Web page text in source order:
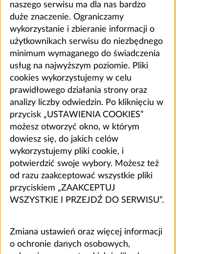
naszego serwisu ma dla nas bardzo
duże znaczenie. Ograniczamy
wykorzystanie i zbieranie informacji o
użytkownikach serwisu do niezbędnego
minimum wymaganego do świadczenia
usług na najwyższym poziomie. Pliki
cookies wykorzystujemy w celu
prawidłowego działania strony oraz
analizy liczby odwiedzin. Po kliknięciu w
przycisk „USTAWIENIA COOKIES”
możesz otworzyć okno, w którym
dowiesz się, do jakich celów
wykorzystujemy pliki cookie, i
potwierdzić swoje wybory. Możesz też
od razu zaakceptować wszystkie pliki
przyciskiem „ZAAKCEPTUJ
WSZYSTKIE I PRZEJDŹ DO SERWISU”.
Zmiana ustawień oraz więcej informacji
o ochronie danych osobowych,